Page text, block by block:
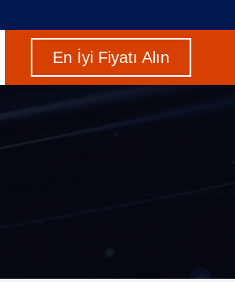
En İyi Fiyatı Alın